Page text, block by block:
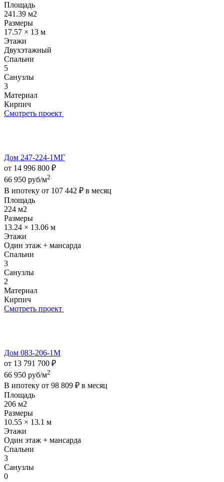
Площадь
241.39 м2
Размеры
17.57 × 13 м
Этажи
Двухэтажный
Спальни
5
Санузлы
3
Материал
Кирпич
Смотреть проект
Дом 247-224-1МГ
от 14 996 800 ₽
66 950 руб/м2
В ипотеку от 107 442 ₽ в месяц
Площадь
224 м2
Размеры
13.24 × 13.06 м
Этажи
Один этаж + мансарда
Спальни
3
Санузлы
2
Материал
Кирпич
Смотреть проект
Дом 083-206-1М
от 13 791 700 ₽
66 950 руб/м2
В ипотеку от 98 809 ₽ в месяц
Площадь
206 м2
Размеры
10.55 × 13.1 м
Этажи
Один этаж + мансарда
Спальни
3
Санузлы
0